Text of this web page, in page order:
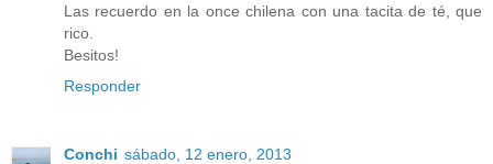
Las recuerdo en la once chilena con una tacita de té, que
rico.
Besitos!
Responder
Conchi sábado, 12 enero, 2013